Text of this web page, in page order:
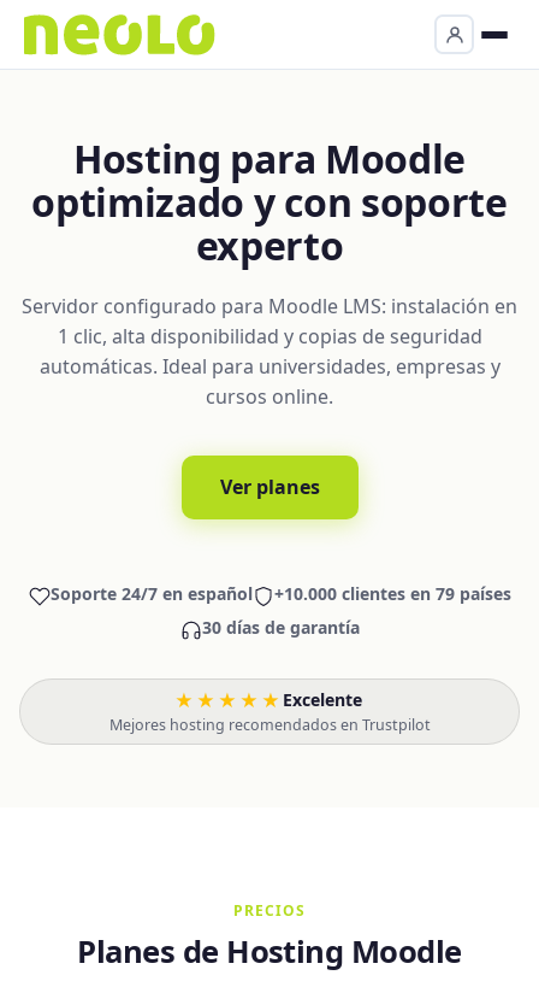
Hosting para Moodle
optimizado y con soporte
experto
Servidor configurado para Moodle LMS: instalación en
1 clic, alta disponibilidad y copias de seguridad
automáticas. Ideal para universidades, empresas y
cursos online.
Ver planes
Soporte 24/7 en español
+10.000 clientes en 79 países
30 días de garantía
★★★★★ Excelente·
Mejores hosting recomendados en Trustpilot
PRECIOS
Planes de Hosting Moodle